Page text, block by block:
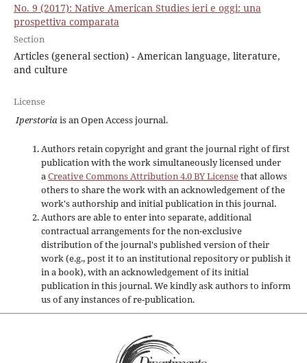
No. 9 (2017): Native American Studies ieri e oggi: una
prospettiva comparata
Section
Articles (general section) - American language, literature,
and culture
License
Iperstoria is an Open Access journal.
Authors retain copyright and grant the journal right of first
publication with the work simultaneously licensed under
a Creative Commons Attribution 4.0 BY Licensethat allows
others to share the work with an acknowledgement of the
work's authorship and initial publication in this journal.
Authors are able to enter into separate, additional
contractual arrangements for the non-exclusive
distribution of the journal's published version of their
work (e.g., post it to an institutional repository or publish it
in a book), with an acknowledgement of its initial
publication in this journal. We kindly ask authors to inform
us of any instances of re-publication.